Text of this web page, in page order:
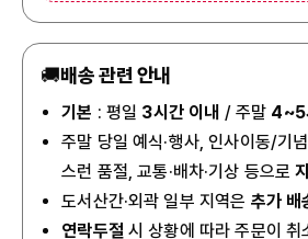
🚚배송 관련 안내
기본 : 평일 3시간 이내 / 주말 4~5
주말 당일 예식·행사, 인사이동/기
스런 품절, 교통·배차·기상 등으로
도서산간·외곽 일부 지역은 추가 배
연락두절 시 상황에 따라 주문이 취